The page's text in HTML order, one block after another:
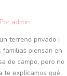
admin
terreno privado |
piensan en
de campo, pero no
te explicamos qué